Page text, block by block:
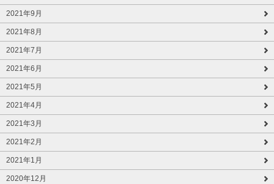
2021年9月
2021年8月
2021年7月
2021年6月
2021年5月
2021年4月
2021年3月
2021年2月
2021年1月
2020年12月